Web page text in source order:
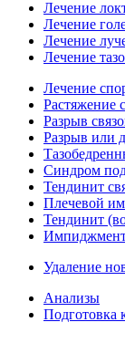
Лечение
Лечение
Лечение
Лечение
Лечение
Растяжение
Разрыв
Разрыв или
Синдром
Тендинит
Плечевой
Тендинит
Удаление
Анализы
Подготовка